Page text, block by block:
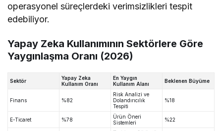
operasyonel süreçlerdeki verimsizlikleri tespit
edebiliyor.
Yapay Zeka Kullanımının Sektörlere Göre
Yaygınlaşma Oranı (2026)
Sektör
Yapay Zeka
Kullanım Oranı
En Yaygın
Kullanım Alanı
Beklenen Büyüme
Finans %82
Risk Analizi ve
Dolandırıcılık
Tespiti
%18
E-Ticaret %78
Ürün Öneri
Sistemleri
%22